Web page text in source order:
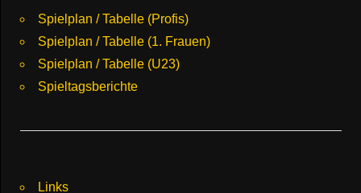
Spielplan / Tabelle (Profis)
Spielplan / Tabelle (1. Frauen)
Spielplan / Tabelle (U23)
Spieltagsberichte
Links